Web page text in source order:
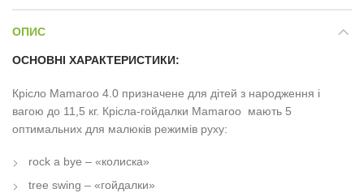
ОПИС
ОСНОВНІ ХАРАКТЕРИСТИКИ:
Крісло Mamaroo 4.0 призначене для дітей з народження і
вагою до 11,5 кг. Крісла-гойдалки Mamaroo мають 5
оптимальних для малюків режимів руху:
rock a bye – «колиска»
tree swing – «гойдалки»